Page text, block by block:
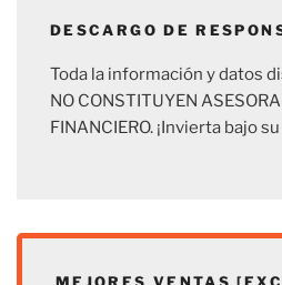
DESCARGO DE
Toda la información y datos
NO CONSTITUYEN
FINANCIERO. ¡Invierta bajo